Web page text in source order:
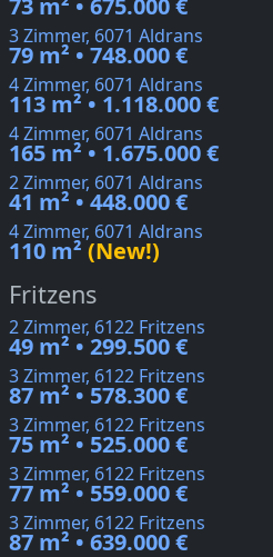
73 m² • 675.000 €
3 Zimmer, 6071 Aldrans
79 m² • 748.000 €
4 Zimmer, 6071 Aldrans
113 m² • 1.118.000 €
4 Zimmer, 6071 Aldrans
165 m² • 1.675.000 €
2 Zimmer, 6071 Aldrans
41 m² • 448.000 €
4 Zimmer, 6071 Aldrans
110 m² (New!)
Fritzens
2 Zimmer, 6122 Fritzens
49 m² • 299.500 €
3 Zimmer, 6122 Fritzens
87 m² • 578.300 €
3 Zimmer, 6122 Fritzens
75 m² • 525.000 €
3 Zimmer, 6122 Fritzens
77 m² • 559.000 €
3 Zimmer, 6122 Fritzens
87 m² • 639.000 €